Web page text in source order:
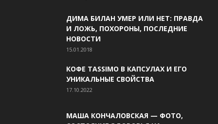
ДИМА БИЛАН УМЕР ИЛИ НЕТ: ПРАВДА
И ЛОЖЬ, ПОХОРОНЫ, ПОСЛЕДНИЕ
НОВОСТИ
15.01.2018
КОФЕ TASSIMO В КАПСУЛАХ И ЕГО
УНИКАЛЬНЫЕ СВОЙСТВА
17.10.2022
МАША КОНЧАЛОВСКАЯ — ФОТО,